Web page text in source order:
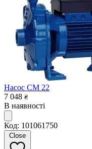
Насос CM 22
7 048 ₴
В наявності
Код: 101061750
Close